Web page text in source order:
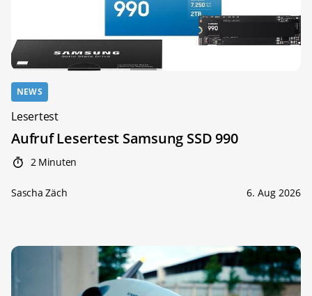
NEWS
Lesertest
Aufruf Lesertest Samsung SSD 990
2 Minuten
Sascha Zäch 6. Aug 2026